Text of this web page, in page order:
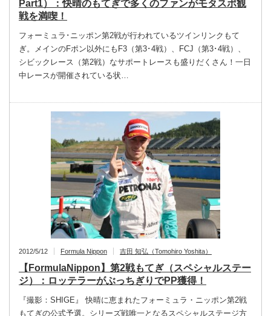
Part1）：快晴のもてぎで多くのファンがモタスポ観
戦を満喫！
フォーミュラ･ニッポン第2戦が行われているツインリンクもて
ぎ。メインのFポン以外にもF3（第3･4戦）、FCJ（第3･4戦）、
シビックレース（第2戦）なサポートレースも盛りだくさん！一日
中レースが開催されている状…
2012/5/12 Formula Nippon 吉田 知弘（Tomohiro Yoshita）
【FormulaNippon】第2戦もてぎ（スペシャルステー
ジ）：ロッテラーがぶっちぎりでPP獲得！
『撮影：SHIGE』 快晴に恵まれたフォーミュラ・ニッポン第2戦
もてぎの公式予選。シリーズ戦唯一となるスペシャルステージ方